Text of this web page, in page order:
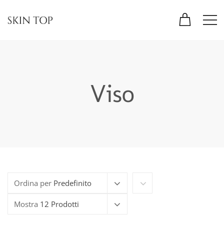
Viso
Ordina per Predefinito
Mostra 12 Prodotti